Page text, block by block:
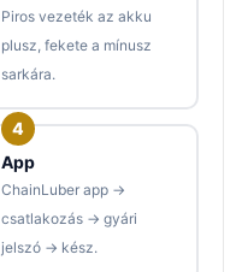
Piros vezeték az akku
plusz, fekete a mínusz
sarkára.
App
ChainLuber app →
csatlakozás → gyári
jelszó → kész.